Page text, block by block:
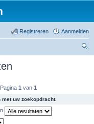
Aanmelden
Registreren
1 van 1
uw zoekopdracht.